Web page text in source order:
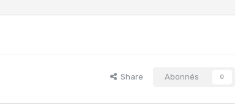
Share Abonnés 0